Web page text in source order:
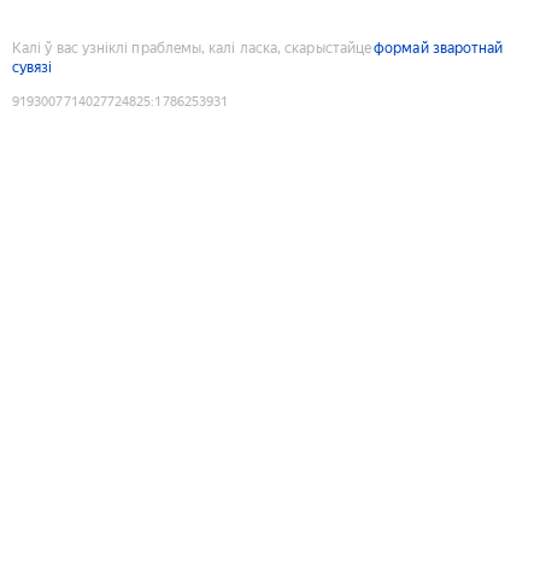
Калі ў вас узніклі праблемы, калі ласка, скарыстайцеформай зваротнай
сувязі
9193007714027724825:1786253931